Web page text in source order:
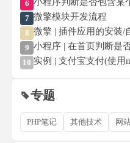
6
7 微擎模块开发流程
8 微擎 | 插件应用的安装/
9 小程序 | 在首页判断是
10 实例 | 支付宝支付(使用
专题
PHP笔记 其他技术 网